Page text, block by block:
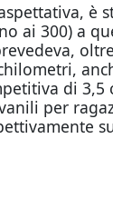
è
ai 300) a
di 3,5
per